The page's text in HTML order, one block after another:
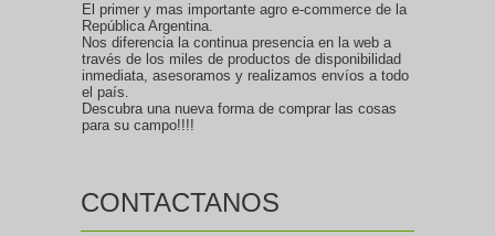
El primer y mas importante agro e-commerce de la
República Argentina.
Nos diferencia la continua presencia en la web a
través de los miles de productos de disponibilidad
inmediata, asesoramos y realizamos envíos a todo
el país.
Descubra una nueva forma de comprar las cosas
para su campo!!!!
CONTACTANOS